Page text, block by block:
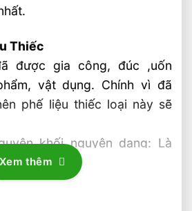
Thiếc
được gia công, đúc ,uốn
vật dụng. Chính vì đã
phế liệu thiếc loại này sẽ
khối nguyên dạng: Là
hay các xỉ thiếc chưa qua
sản phẩm, vật dụng. Khi
Xem thêm